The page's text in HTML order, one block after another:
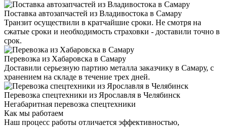
Поставка автозапчастей из Владивостока в Самару
Транзит осуществили в кратчайшие сроки. Не смотря на
сжатые сроки и необходимость страховки - доставили точно в
срок.
Перевозка из Хабаровска в Самару
Доставили серьезную партию металла заказчику в Самару, с
хранением на складе в течение трех дней.
Перевозка спецтехники из Ярославля в Челябинск
Негабаритная перевозка спецтехники
Как мы работаем
Наш процесс работы отличается эффективностью,